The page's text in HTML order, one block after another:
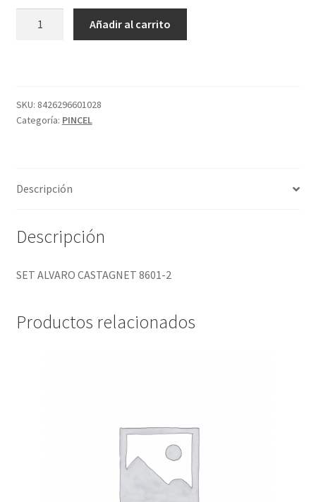
cantidad
Añadir al carrito
SKU: 8426296601028
Categoría: PINCEL
Descripción
Descripción
SET ALVARO CASTAGNET 8601-2
Productos relacionados